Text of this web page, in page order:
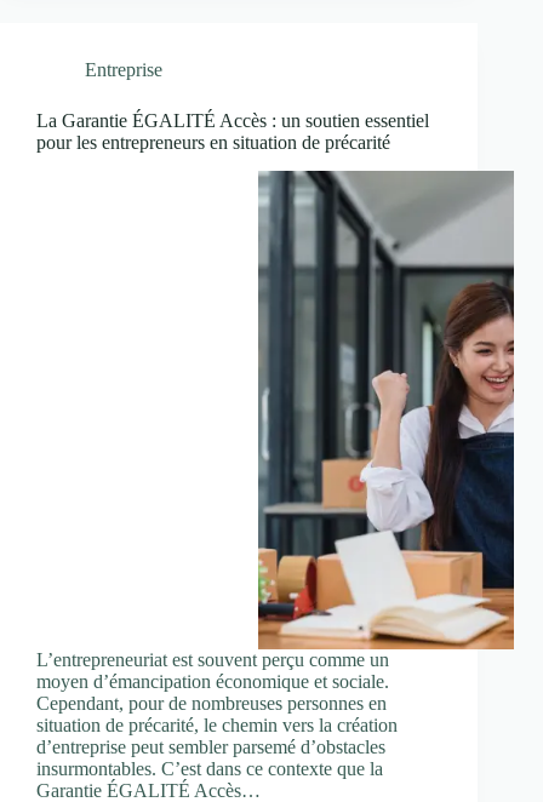
Entreprise
La Garantie ÉGALITÉ Accès : un soutien essentiel
pour les entrepreneurs en situation de précarité
L’entrepreneuriat est souvent perçu comme un
moyen d’émancipation économique et sociale.
Cependant, pour de nombreuses personnes en
situation de précarité, le chemin vers la création
d’entreprise peut sembler parsemé d’obstacles
insurmontables. C’est dans ce contexte que la
Garantie ÉGALITÉ Accès…